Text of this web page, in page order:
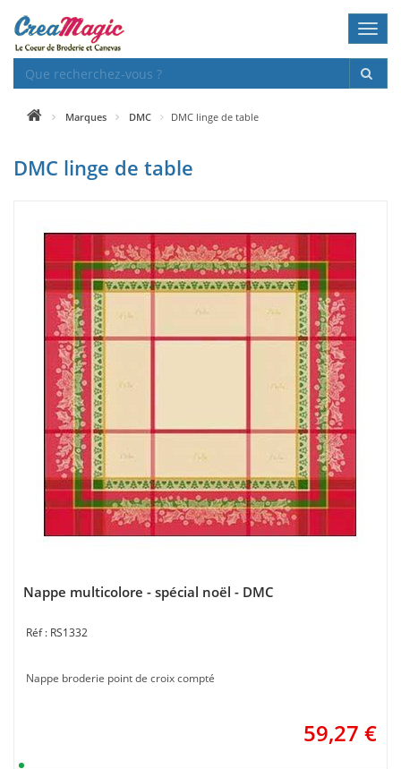
Marques DMC DMC linge de table
DMC linge de table
Nappe multicolore - spécial noël - DMC
RS1332
Nappe broderie point de croix compté
59,27 €